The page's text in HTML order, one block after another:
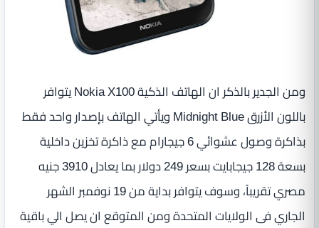
ومن الجدير بالذكر ان الهاتف الذكية Nokia X100 يتوافر
باللون الأزرق Midnight Blue ويأتي الهاتف بإصدار واحد فقط
بذاكرة وصول عشوائي 6 جيجارام مع ذاكرة تخزين داخلية
بسعة 128 جيجابايت بسعر 249 دولار بما يعادل 3910 جنيه
مصري تقريباً، وسوف يتوافر بداية من 19 نوفمبر الشهر
الجاري فى الولايات المتحدة ومن المتوقع ان يصل الي باقية